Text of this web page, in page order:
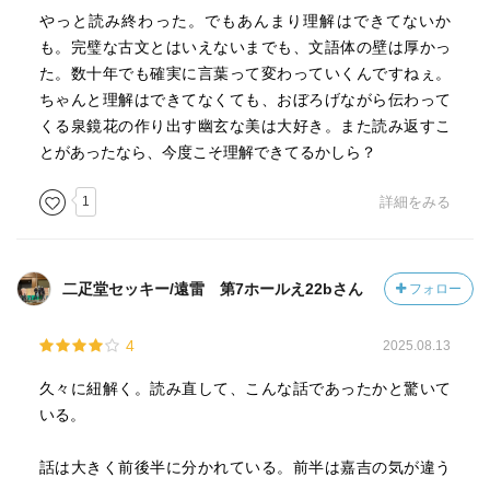
やっと読み終わった。でもあんまり理解はできてないか
も。完璧な古文とはいえないまでも、文語体の壁は厚かっ
た。数十年でも確実に言葉って変わっていくんですねぇ。
ちゃんと理解はできてなくても、おぼろげながら伝わって
くる泉鏡花の作り出す幽玄な美は大好き。また読み返すこ
とがあったなら、今度こそ理解できてるかしら？
1 詳細をみる
二疋堂セッキー/遠雷 第7ホールえ22bさん フォロー
4 2025.08.13
久々に紐解く。読み直して、こんな話であったかと驚いて
いる。
話は大きく前後半に分かれている。前半は嘉吉の気が違う